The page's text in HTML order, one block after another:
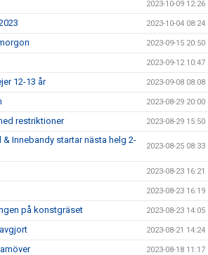
2023-10-09 12:26
2023-10-04 08:24
2023-09-15 20:50
2023-09-12 10:47
12-13 år 2023-09-08 08:08
2023-08-29 20:00
restriktioner 2023-08-29 15:50
Innebandy startar nästa helg 2-
2023-08-25 08:33
2023-08-23 16:21
2023-08-23 16:19
på konstgräset 2023-08-23 14:05
2023-08-21 14:24
2023-08-18 11:17